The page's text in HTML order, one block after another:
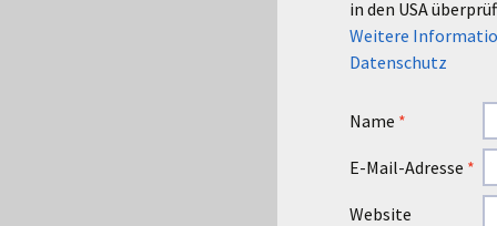
in den USA
Weitere
Datenschutz
Name *
E-Mail-Adresse *
Website